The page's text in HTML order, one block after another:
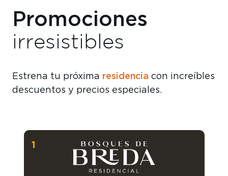
Promociones
irresistibles
Estrena tu próxima residencia con increíbles
descuentos y precios especiales.
1